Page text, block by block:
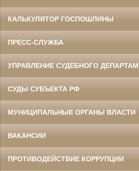
КАЛЬКУЛЯТОР ГОСПОШЛИНЫ
ПРЕСС-СЛУЖБА
УПРАВЛЕНИЕ СУДЕБНОГО
СУДЫ СУБЪЕКТА РФ
МУНИЦИПАЛЬНЫЕ ОРГАНЫ ВЛАСТИ
ВАКАНСИИ
ПРОТИВОДЕЙСТВИЕ КОРРУПЦИИ